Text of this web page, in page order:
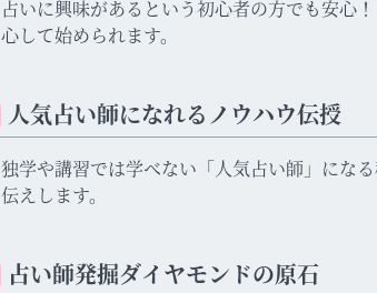
占いに興味があるという初心者の方でも安心
心して始められます。
人気占い師になれるノウハウ伝授
独学や講習では学べない「人気占い師」にな
伝えします。
占い師発掘ダイヤモンドの原石